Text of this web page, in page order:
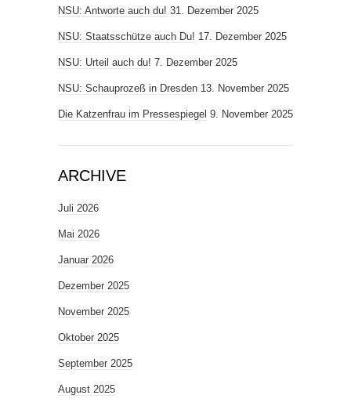
NSU: Antworte auch du! 31. Dezember 2025
NSU: Staatsschütze auch Du! 17. Dezember 2025
NSU: Urteil auch du! 7. Dezember 2025
NSU: Schauprozeß in Dresden 13. November 2025
Die Katzenfrau im Pressespiegel 9. November 2025
ARCHIVE
Juli 2026
Mai 2026
Januar 2026
Dezember 2025
November 2025
Oktober 2025
September 2025
August 2025